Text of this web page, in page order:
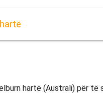
hartë (Australi) për të